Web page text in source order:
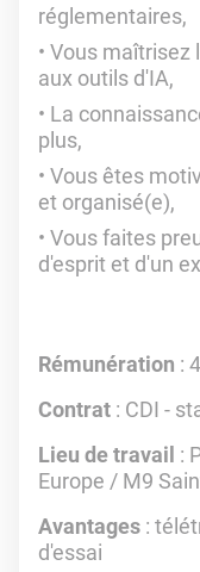
réglementaires,
Vous maîtrisez
aux outils d'IA,
La
plus,
Vous êtes
et organisé(e),
Vous faites
d'esprit et d'un
Rémunération :
Contrat : CDI -
Lieu de travail :
Europe / M9
Avantages :
d'essai